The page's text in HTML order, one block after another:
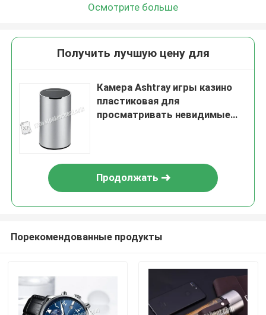
Осмотрите больше
Получить лучшую цену для
Камера Ashtray игры казино
пластиковая для
просматривать невидимые
Продолжать
Порекомендованные продукты